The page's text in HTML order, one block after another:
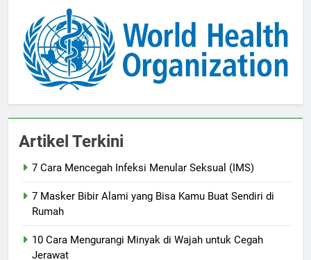
Artikel Terkini
7 Cara Mencegah Infeksi Menular Seksual (IMS)
7 Masker Bibir Alami yang Bisa Kamu Buat Sendiri di
Rumah
10 Cara Mengurangi Minyak di Wajah untuk Cegah
Jerawat